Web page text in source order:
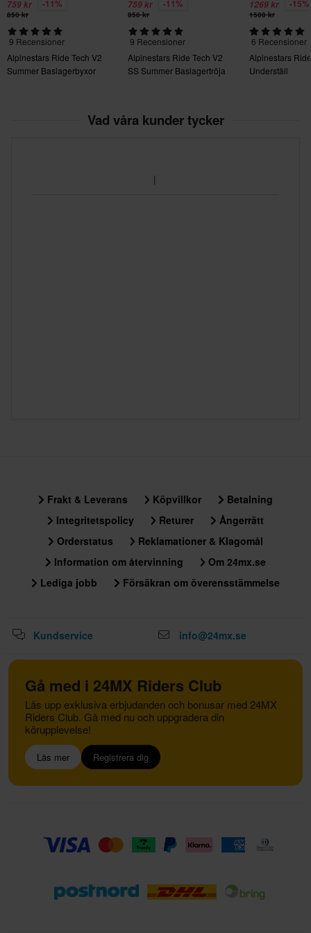
759 kr -11%
850 kr
9 Recensioner
Alpinestars Ride Tech V2
Summer Baslagerbyxor
759 kr -11%
850 kr
9 Recensioner
Alpinestars Ride Tech V2
SS Summer Baslagertröja
1269 kr -15%
1500 kr
6 Recensioner
Alpinestars
Underställ
Vad våra kunder tycker
Frakt & Leverans Köpvillkor
Betalning
Integritetspolicy
Returer
Ångerrätt
Orderstatus
Reklamationer & Klagomål
Information om återvinning
Om 24mx.se
Lediga jobb
Försäkran om överensstämmelse
Kundservice info@24mx.se
Gå med i 24MX Riders Club
Lås upp exklusiva erbjudanden och bonusar med 24MX
Riders Club. Gå med nu och uppgradera din
körupplevelse!
Läs mer Registrera dig